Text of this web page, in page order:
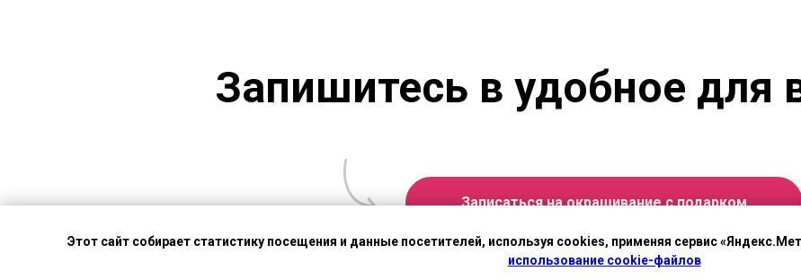
Запишитесь в удобное для
Записаться на окрашивание с подарком
Этот сайт собирает статистику посещения и данные посетителей, используя cookies, применяя сервис
использование cookie-файлов